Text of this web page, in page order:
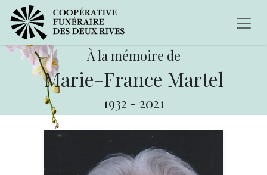
À la mémoire de
Marie-France Martel
1932 - 2021